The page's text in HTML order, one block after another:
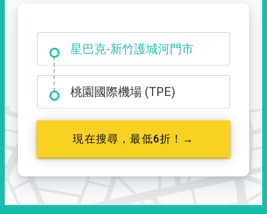
大霸尖山登山口
桃園國際機場 (TPE)
現在搜尋，最低6折！→